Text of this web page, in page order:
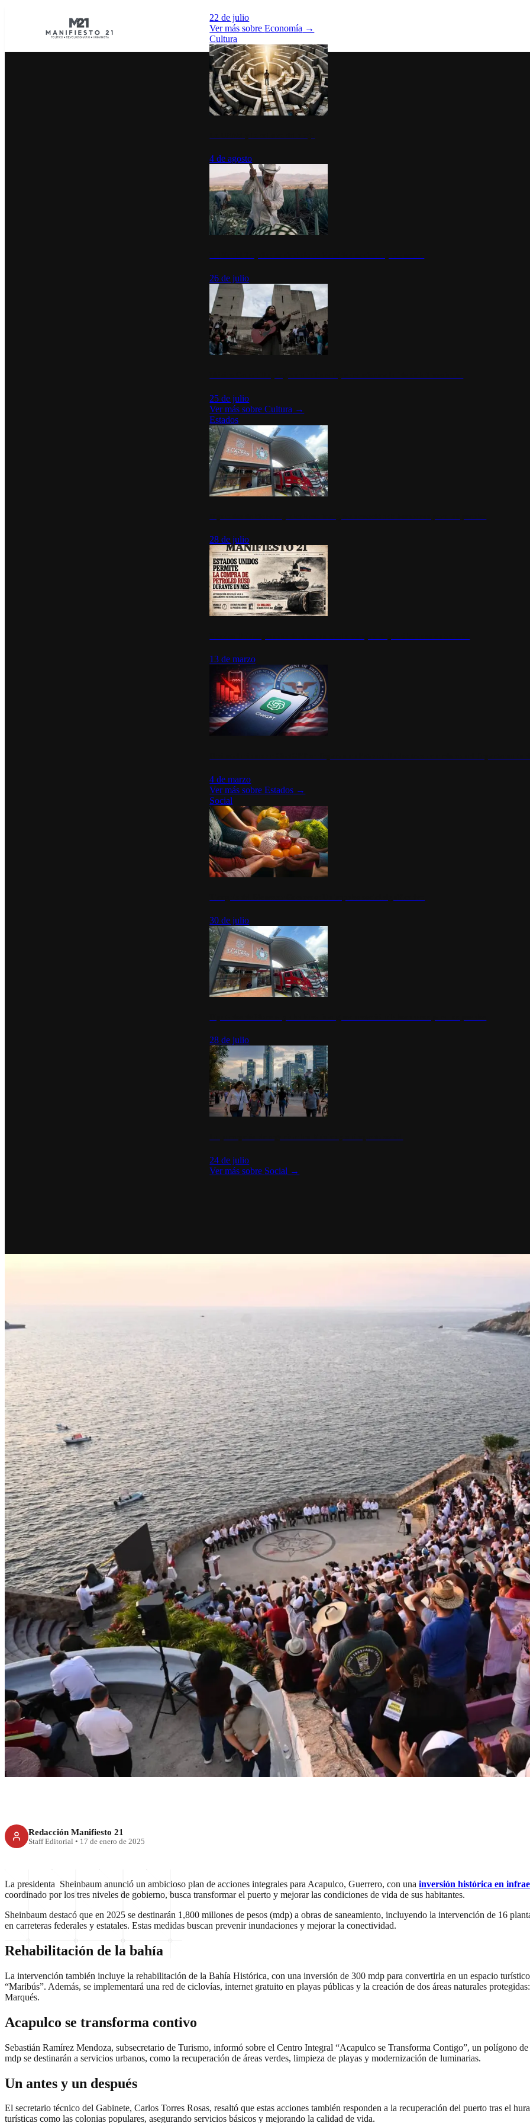
22 de julio
Ver más sobreEconomía →
Cultura
4 de agosto
26 de julio
25 de julio
Ver más sobreCultura →
Estados
28 de julio
13 de marzo
4 de marzo
Ver más sobreEstados →
Social
30 de julio
28 de julio
24 de julio
Ver más sobre Social →
ESTADOS
La transformación de Acapulco no
se detiene
Redacción Manifiesto 21
Staff Editorial • 17 de enero de 2025
La presidenta Sheinbaum anunció un ambicioso plan de acciones integrales para Acapulco, Guerrero, con una inversión histórica en
coordinado por los tres niveles de gobierno, busca transformar el puerto y mejorar las condiciones de vida de sus habitantes.
Sheinbaum destacó que en 2025 se destinarán 1,800 millones de pesos (mdp) a obras de saneamiento, incluyendo la intervención de 16
en carreteras federales y estatales. Estas medidas buscan prevenir inundaciones y mejorar la conectividad.
Rehabilitación de la bahía
La intervención también incluye la rehabilitación de la Bahía Histórica, con una inversión de 300 mdp para convertirla en un espacio
“Maribús”. Además, se implementará una red de ciclovías, internet gratuito en playas públicas y la creación de dos áreas naturales
Marqués.
Acapulco se transforma contivo
Sebastián Ramírez Mendoza, subsecretario de Turismo, informó sobre el Centro Integral “Acapulco se Transforma Contigo”, un polígono
mdp se destinarán a servicios urbanos, como la recuperación de áreas verdes, limpieza de playas y modernización de luminarias.
Un antes y un después
El secretario técnico del Gabinete, Carlos Torres Rosas, resaltó que estas acciones también responden a la recuperación del puerto tras el
turísticas como las colonias populares, asegurando servicios básicos y mejorando la calidad de vida.